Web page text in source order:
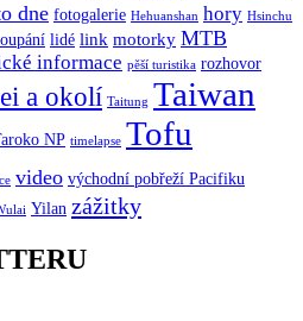
dne fotogalerie Hehuanshan hory Hsinchu
lidé link motorky MTB
informace pěší turistika rozhovor
a okolí Taitung Taiwan
NP timelapse Tofu
video východní pobřeží Pacifiku
Yilan zážitky